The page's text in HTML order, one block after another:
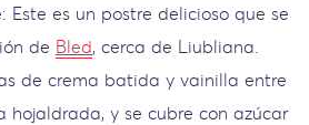
Este es un postre delicioso que se
de Bled, cerca de Liubliana.
de crema batida y vainilla entre
hojaldrada, y se cubre con azúcar